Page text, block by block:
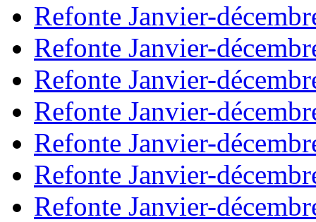
Refonte Janvier-
Refonte Janvier-
Refonte Janvier-
Refonte Janvier-
Refonte Janvier-
Refonte Janvier-
Refonte Janvier-